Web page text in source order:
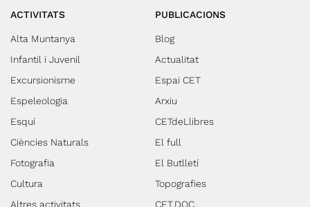
ACTIVITATS
Alta Muntanya
Infantil i Juvenil
Excursionisme
Espeleologia
Esquí
Ciències Naturals
Fotografia
Cultura
Altres activitats
PUBLICACIONS
Blog
Actualitat
Espai CET
Arxiu
CETdeLlibres
El full
El Butlletí
Topografies
CET.DOC